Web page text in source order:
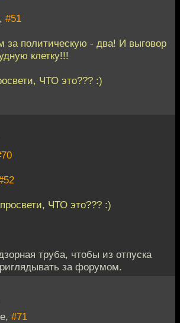
#51
политическую - два! И выговор
клетку!!!
ЧТО это??? :)
ЧТО это??? :)
труба, чтобы из отпуска
за форумом.
#71